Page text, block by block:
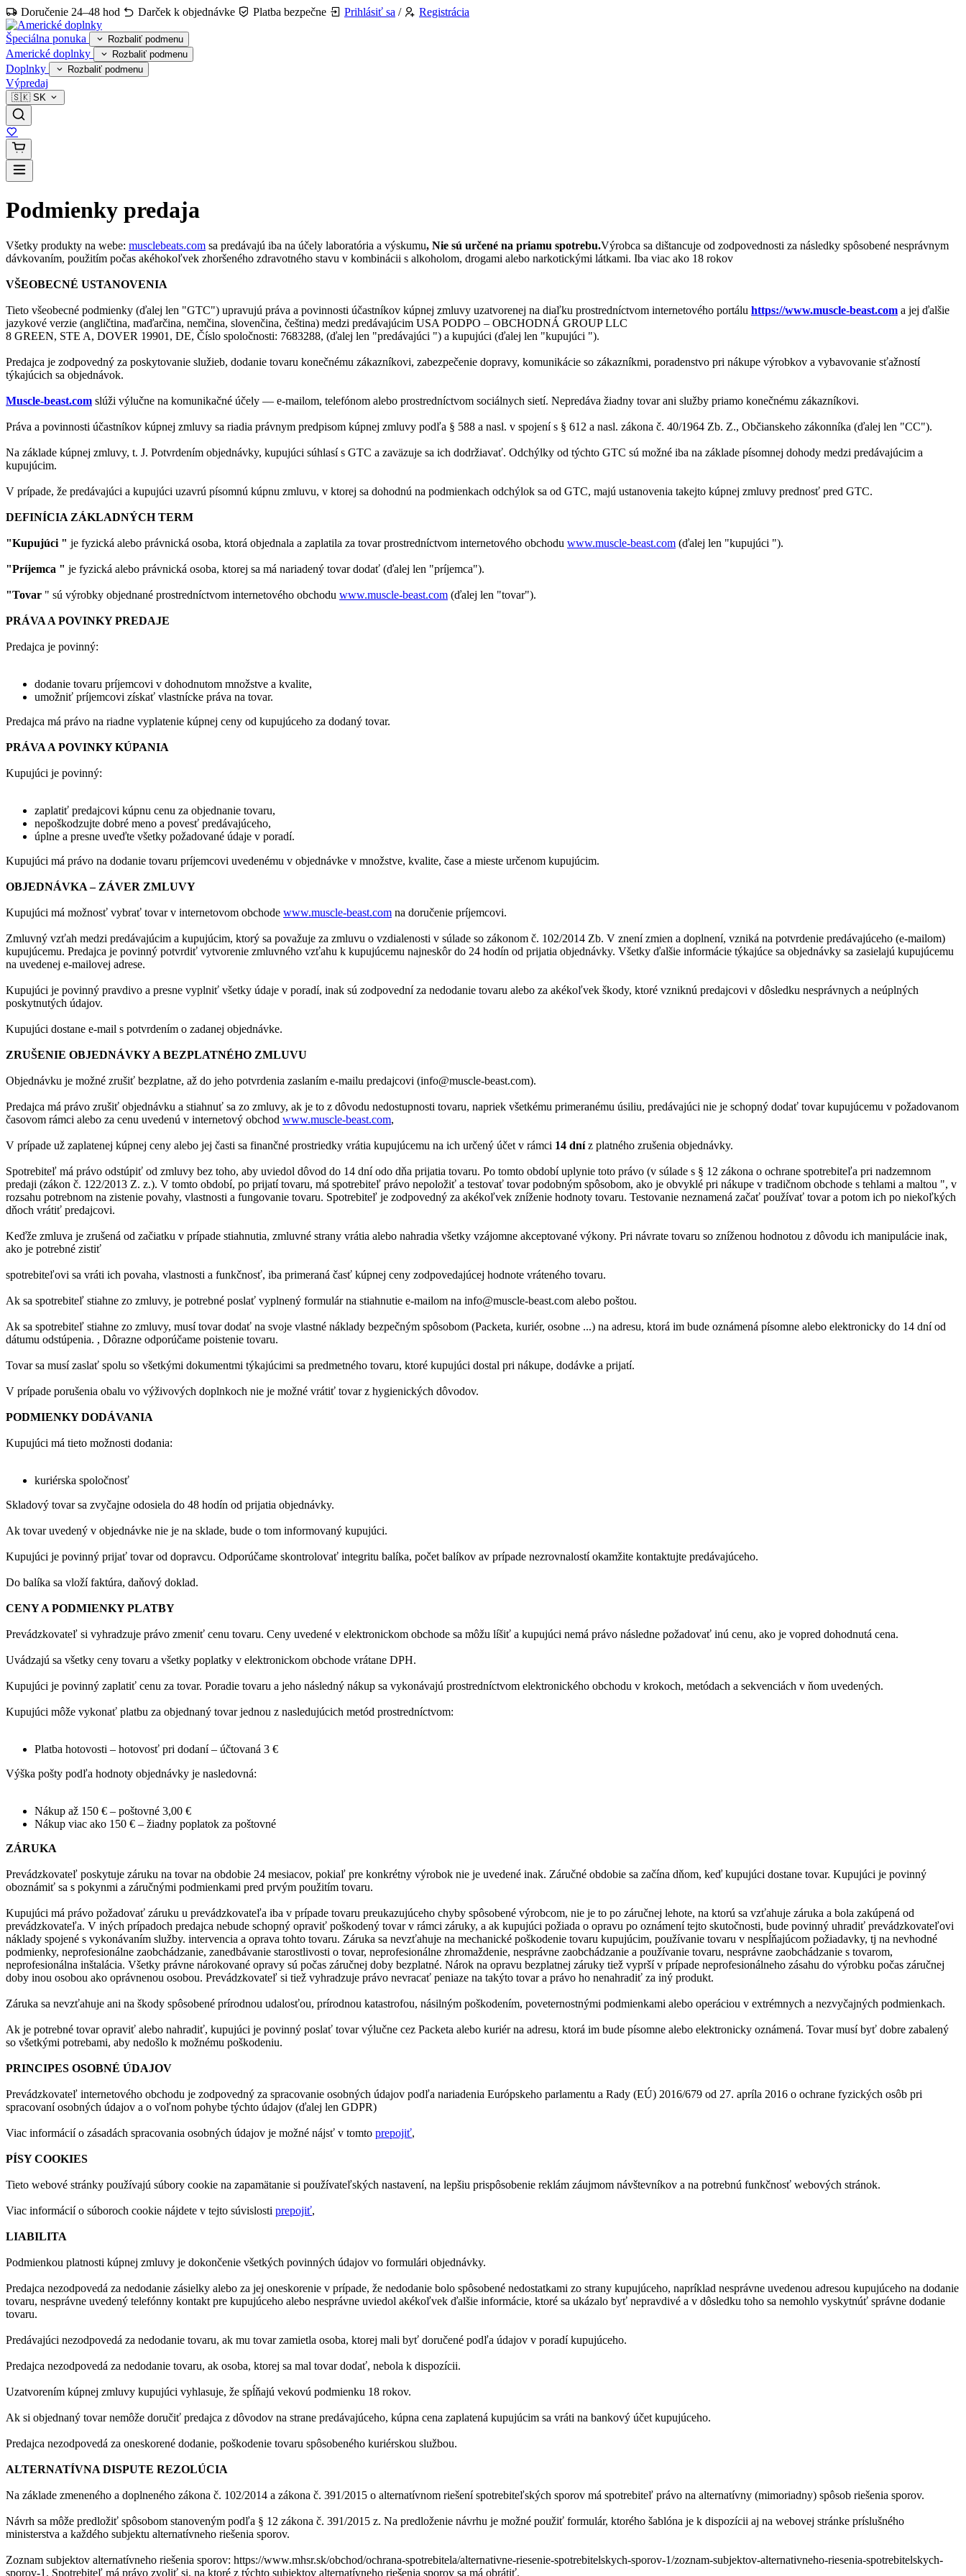
Doručenie 24–48 hod Darček k objednávke Platba bezpečne Prihlásiť sa / Registrácia
Špeciálna ponuka Rozbaliť podmenu
Americké doplnky Rozbaliť podmenu
Doplnky Rozbaliť podmenu
Výpredaj
🇸🇰 SK
Podmienky predaja
Všetky produkty na webe: musclebeats.com sa predávajú iba na účely laboratória a výskumu, Nie sú určené na priamu spotrebu.Výrobca sa dištancuje od zodpovednosti za následky spôsobené nesprávnym
dávkovaním, použitím počas akéhokoľvek zhoršeného zdravotného stavu v kombinácii s alkoholom, drogami alebo narkotickými látkami. Iba viac ako 18 rokov
VŠEOBECNÉ USTANOVENIA
Tieto všeobecné podmienky (ďalej len "GTC") upravujú práva a povinnosti účastníkov kúpnej zmluvy uzatvorenej na diaľku prostredníctvom internetového portálu https://www.muscle-beast.com a jej ďalšie
jazykové verzie (angličtina, maďarčina, nemčina, slovenčina, čeština) medzi predávajúcim USA PODPO – OBCHODNÁ GROUP LLC
8 GREEN, STE A, DOVER 19901, DE, Číslo spoločnosti: 7683288, (ďalej len "predávajúci ") a kupujúci (ďalej len "kupujúci ").
Predajca je zodpovedný za poskytovanie služieb, dodanie tovaru konečnému zákazníkovi, zabezpečenie dopravy, komunikácie so zákazníkmi, poradenstvo pri nákupe výrobkov a vybavovanie sťažností
týkajúcich sa objednávok.
Muscle-beast.com slúži výlučne na komunikačné účely — e-mailom, telefónom alebo prostredníctvom sociálnych sietí. Nepredáva žiadny tovar ani služby priamo konečnému zákazníkovi.
Práva a povinnosti účastníkov kúpnej zmluvy sa riadia právnym predpisom kúpnej zmluvy podľa § 588 a nasl. v spojení s § 612 a nasl. zákona č. 40/1964 Zb. Z., Občianskeho zákonníka (ďalej len "CC").
Na základe kúpnej zmluvy, t. J. Potvrdením objednávky, kupujúci súhlasí s GTC a zaväzuje sa ich dodržiavať. Odchýlky od týchto GTC sú možné iba na základe písomnej dohody medzi predávajúcim a
kupujúcim.
V prípade, že predávajúci a kupujúci uzavrú písomnú kúpnu zmluvu, v ktorej sa dohodnú na podmienkach odchýlok sa od GTC, majú ustanovenia takejto kúpnej zmluvy prednosť pred GTC.
DEFINÍCIA ZÁKLADNÝCH TERM
"Kupujúci " je fyzická alebo právnická osoba, ktorá objednala a zaplatila za tovar prostredníctvom internetového obchodu www.muscle-beast.com (ďalej len "kupujúci ").
"Príjemca " je fyzická alebo právnická osoba, ktorej sa má nariadený tovar dodať (ďalej len "príjemca").
"Tovar " sú výrobky objednané prostredníctvom internetového obchodu www.muscle-beast.com (ďalej len "tovar").
PRÁVA A POVINKY PREDAJE
Predajca je povinný:
dodanie tovaru príjemcovi v dohodnutom množstve a kvalite,
umožniť príjemcovi získať vlastnícke práva na tovar.
Predajca má právo na riadne vyplatenie kúpnej ceny od kupujúceho za dodaný tovar.
PRÁVA A POVINKY KÚPANIA
Kupujúci je povinný:
zaplatiť predajcovi kúpnu cenu za objednanie tovaru,
nepoškodzujte dobré meno a povesť predávajúceho,
úplne a presne uveďte všetky požadované údaje v poradí.
Kupujúci má právo na dodanie tovaru príjemcovi uvedenému v objednávke v množstve, kvalite, čase a mieste určenom kupujúcim.
OBJEDNÁVKA – ZÁVER ZMLUVY
Kupujúci má možnosť vybrať tovar v internetovom obchode www.muscle-beast.com na doručenie príjemcovi.
Zmluvný vzťah medzi predávajúcim a kupujúcim, ktorý sa považuje za zmluvu o vzdialenosti v súlade so zákonom č. 102/2014 Zb. V znení zmien a doplnení, vzniká na potvrdenie predávajúceho (e-mailom)
kupujúcemu. Predajca je povinný potvrdiť vytvorenie zmluvného vzťahu k kupujúcemu najneskôr do 24 hodín od prijatia objednávky. Všetky ďalšie informácie týkajúce sa objednávky sa zasielajú kupujúcemu
na uvedenej e-mailovej adrese.
Kupujúci je povinný pravdivo a presne vyplniť všetky údaje v poradí, inak sú zodpovední za nedodanie tovaru alebo za akékoľvek škody, ktoré vzniknú predajcovi v dôsledku nesprávnych a neúplných
poskytnutých údajov.
Kupujúci dostane e-mail s potvrdením o zadanej objednávke.
ZRUŠENIE OBJEDNÁVKY A BEZPLATNÉHO ZMLUVU
Objednávku je možné zrušiť bezplatne, až do jeho potvrdenia zaslaním e-mailu predajcovi (info@muscle-beast.com).
Predajca má právo zrušiť objednávku a stiahnuť sa zo zmluvy, ak je to z dôvodu nedostupnosti tovaru, napriek všetkému primeranému úsiliu, predávajúci nie je schopný dodať tovar kupujúcemu v požadovanom
časovom rámci alebo za cenu uvedenú v internetový obchod www.muscle-beast.com,
V prípade už zaplatenej kúpnej ceny alebo jej časti sa finančné prostriedky vrátia kupujúcemu na ich určený účet v rámci 14 dníz platného zrušenia objednávky.
Spotrebiteľ má právo odstúpiť od zmluvy bez toho, aby uviedol dôvod do 14 dní odo dňa prijatia tovaru. Po tomto období uplynie toto právo (v súlade s § 12 zákona o ochrane spotrebiteľa pri nadzemnom
predaji (zákon č. 122/2013 Z. z.). V tomto období, po prijatí tovaru, má spotrebiteľ právo nepoložiť a testovať tovar podobným spôsobom, ako je obvyklé pri nákupe v tradičnom obchode s tehlami a maltou ", v
rozsahu potrebnom na zistenie povahy, vlastnosti a fungovanie tovaru. Spotrebiteľ je zodpovedný za akékoľvek zníženie hodnoty tovaru. Testovanie neznamená začať používať tovar a potom ich po niekoľkých
dňoch vrátiť predajcovi.
Keďže zmluva je zrušená od začiatku v prípade stiahnutia, zmluvné strany vrátia alebo nahradia všetky vzájomne akceptované výkony. Pri návrate tovaru so zníženou hodnotou z dôvodu ich manipulácie inak,
ako je potrebné zistiť
spotrebiteľovi sa vráti ich povaha, vlastnosti a funkčnosť, iba primeraná časť kúpnej ceny zodpovedajúcej hodnote vráteného tovaru.
Ak sa spotrebiteľ stiahne zo zmluvy, je potrebné poslať vyplnený formulár na stiahnutie e-mailom na info@muscle-beast.com alebo poštou.
Ak sa spotrebiteľ stiahne zo zmluvy, musí tovar dodať na svoje vlastné náklady bezpečným spôsobom (Packeta, kuriér, osobne ...) na adresu, ktorá im bude oznámená písomne alebo elektronicky do 14 dní od
dátumu odstúpenia. , Dôrazne odporúčame poistenie tovaru.
Tovar sa musí zaslať spolu so všetkými dokumentmi týkajúcimi sa predmetného tovaru, ktoré kupujúci dostal pri nákupe, dodávke a prijatí.
V prípade porušenia obalu vo výživových doplnkoch nie je možné vrátiť tovar z hygienických dôvodov.
PODMIENKY DODÁVANIA
Kupujúci má tieto možnosti dodania:
kuriérska spoločnosť
Skladový tovar sa zvyčajne odosiela do 48 hodín od prijatia objednávky.
Ak tovar uvedený v objednávke nie je na sklade, bude o tom informovaný kupujúci.
Kupujúci je povinný prijať tovar od dopravcu. Odporúčame skontrolovať integritu balíka, počet balíkov av prípade nezrovnalostí okamžite kontaktujte predávajúceho.
Do balíka sa vloží faktúra, daňový doklad.
CENY A PODMIENKY PLATBY
Prevádzkovateľ si vyhradzuje právo zmeniť cenu tovaru. Ceny uvedené v elektronickom obchode sa môžu líšiť a kupujúci nemá právo následne požadovať inú cenu, ako je vopred dohodnutá cena.
Uvádzajú sa všetky ceny tovaru a všetky poplatky v elektronickom obchode vrátane DPH.
Kupujúci je povinný zaplatiť cenu za tovar. Poradie tovaru a jeho následný nákup sa vykonávajú prostredníctvom elektronického obchodu v krokoch, metódach a sekvenciách v ňom uvedených.
Kupujúci môže vykonať platbu za objednaný tovar jednou z nasledujúcich metód prostredníctvom:
Platba hotovosti – hotovosť pri dodaní – účtovaná 3 €
Výška pošty podľa hodnoty objednávky je nasledovná:
Nákup až 150 € – poštovné 3,00 €
Nákup viac ako 150 € – žiadny poplatok za poštovné
ZÁRUKA
Prevádzkovateľ poskytuje záruku na tovar na obdobie 24 mesiacov, pokiaľ pre konkrétny výrobok nie je uvedené inak. Záručné obdobie sa začína dňom, keď kupujúci dostane tovar. Kupujúci je povinný
oboznámiť sa s pokynmi a záručnými podmienkami pred prvým použitím tovaru.
Kupujúci má právo požadovať záruku u prevádzkovateľa iba v prípade tovaru preukazujúceho chyby spôsobené výrobcom, nie je to po záručnej lehote, na ktorú sa vzťahuje záruka a bola zakúpená od
prevádzkovateľa. V iných prípadoch predajca nebude schopný opraviť poškodený tovar v rámci záruky, a ak kupujúci požiada o opravu po oznámení tejto skutočnosti, bude povinný uhradiť prevádzkovateľovi
náklady spojené s vykonávaním služby. intervencia a oprava tohto tovaru. Záruka sa nevzťahuje na mechanické poškodenie tovaru kupujúcim, používanie tovaru v nespĺňajúcom požiadavky, tj na nevhodné
podmienky, neprofesionálne zaobchádzanie, zanedbávanie starostlivosti o tovar, neprofesionálne zhromaždenie, nesprávne zaobchádzanie a používanie tovaru, nesprávne zaobchádzanie s tovarom,
neprofesionálna inštalácia. Všetky právne nárokované opravy sú počas záručnej doby bezplatné. Nárok na opravu bezplatnej záruky tiež vyprší v prípade neprofesionálneho zásahu do výrobku počas záručnej
doby inou osobou ako oprávnenou osobou. Prevádzkovateľ si tiež vyhradzuje právo nevracať peniaze na takýto tovar a právo ho nenahradiť za iný produkt.
Záruka sa nevzťahuje ani na škody spôsobené prírodnou udalosťou, prírodnou katastrofou, násilným poškodením, poveternostnými podmienkami alebo operáciou v extrémnych a nezvyčajných podmienkach.
Ak je potrebné tovar opraviť alebo nahradiť, kupujúci je povinný poslať tovar výlučne cez Packeta alebo kuriér na adresu, ktorá im bude písomne alebo elektronicky oznámená. Tovar musí byť dobre zabalený
so všetkými potrebami, aby nedošlo k možnému poškodeniu.
PRINCIPES OSOBNÉ ÚDAJOV
Prevádzkovateľ internetového obchodu je zodpovedný za spracovanie osobných údajov podľa nariadenia Európskeho parlamentu a Rady (EÚ) 2016/679 od 27. apríla 2016 o ochrane fyzických osôb pri
spracovaní osobných údajov a o voľnom pohybe týchto údajov (ďalej len GDPR)
Viac informácií o zásadách spracovania osobných údajov je možné nájsť v tomto prepojiť,
PÍSY COOKIES
Tieto webové stránky používajú súbory cookie na zapamätanie si používateľských nastavení, na lepšiu prispôsobenie reklám záujmom návštevníkov a na potrebnú funkčnosť webových stránok.
Viac informácií o súboroch cookie nájdete v tejto súvislosti prepojiť,
LIABILITA
Podmienkou platnosti kúpnej zmluvy je dokončenie všetkých povinných údajov vo formulári objednávky.
Predajca nezodpovedá za nedodanie zásielky alebo za jej oneskorenie v prípade, že nedodanie bolo spôsobené nedostatkami zo strany kupujúceho, napríklad nesprávne uvedenou adresou kupujúceho na dodanie
tovaru, nesprávne uvedený telefónny kontakt pre kupujúceho alebo nesprávne uviedol akékoľvek ďalšie informácie, ktoré sa ukázalo byť nepravdivé a v dôsledku toho sa nemohlo vyskytnúť správne dodanie
tovaru.
Predávajúci nezodpovedá za nedodanie tovaru, ak mu tovar zamietla osoba, ktorej mali byť doručené podľa údajov v poradí kupujúceho.
Predajca nezodpovedá za nedodanie tovaru, ak osoba, ktorej sa mal tovar dodať, nebola k dispozícii.
Uzatvorením kúpnej zmluvy kupujúci vyhlasuje, že spĺňajú vekovú podmienku 18 rokov.
Ak si objednaný tovar nemôže doručiť predajca z dôvodov na strane predávajúceho, kúpna cena zaplatená kupujúcim sa vráti na bankový účet kupujúceho.
Predajca nezodpovedá za oneskorené dodanie, poškodenie tovaru spôsobeného kuriérskou službou.
ALTERNATÍVNA DISPUTE REZOLÚCIA
Na základe zmeneného a doplneného zákona č. 102/2014 a zákona č. 391/2015 o alternatívnom riešení spotrebiteľských sporov má spotrebiteľ právo na alternatívny (mimoriadny) spôsob riešenia sporov.
Návrh sa môže predložiť spôsobom stanoveným podľa § 12 zákona č. 391/2015 z. Na predloženie návrhu je možné použiť formulár, ktorého šablóna je k dispozícii aj na webovej stránke príslušného
ministerstva a každého subjektu alternatívneho riešenia sporov.
Zoznam subjektov alternatívneho riešenia sporov: https://www.mhsr.sk/obchod/ochrana-spotrebitela/alternativne-riesenie-spotrebitelskych-sporov-1/zoznam-subjektov-alternativneho-riesenia-spotrebitelskych-
sporov-1. Spotrebiteľ má právo zvoliť si, na ktoré z týchto subjektov alternatívneho riešenia sporov sa má obrátiť.